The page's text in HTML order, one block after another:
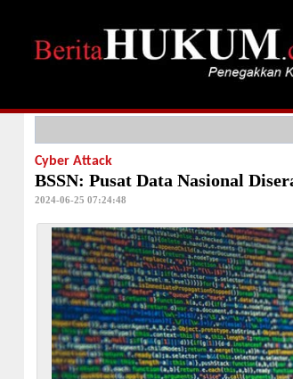
Cyber Attack
BSSN: Pusat Data Nasional
2024-06-25 07:24:48